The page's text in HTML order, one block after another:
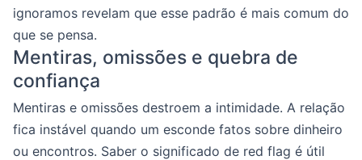
ignoramos revelam que esse padrão é mais comum do
que se pensa.
Mentiras, omissões e quebra de
confiança
Mentiras e omissões destroem a intimidade. A relação
fica instável quando um esconde fatos sobre dinheiro
ou encontros. Saber o significado de red flag é útil